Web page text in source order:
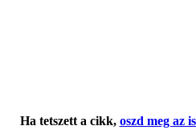
Ha tetszett a cikk, oszd meg az